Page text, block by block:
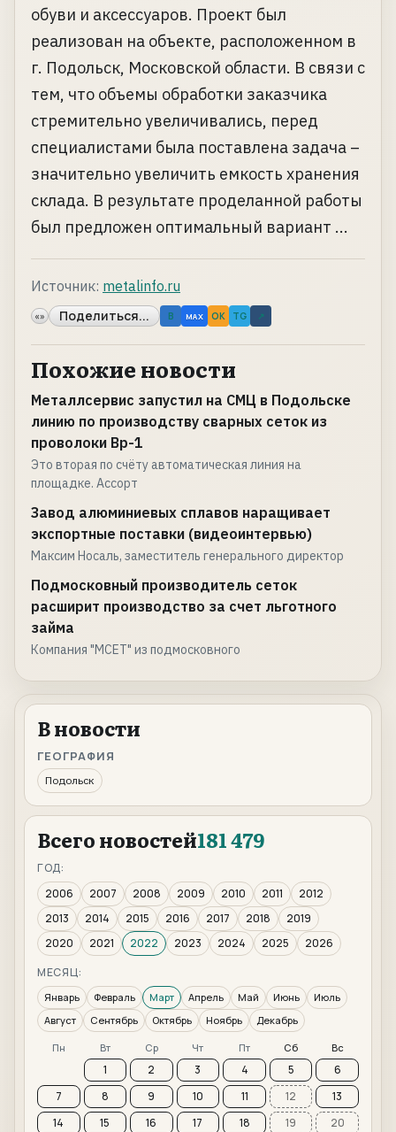
обуви и аксессуаров. Проект был
реализован на объекте, расположенном в
г. Подольск, Московской области. В связи с
тем, что объемы обработки заказчика
стремительно увеличивались, перед
специалистами была поставлена задача –
значительно увеличить емкость хранения
склада. В результате проделанной работы
был предложен оптимальный вариант ...
Источник: metalinfo.ru
«» Поделиться... B MAX OK TG ↗
Похожие новости
Металлсервис запустил на СМЦ в Подольске
линию по производству сварных сеток из
проволоки Вр-1
Это вторая по счёту автоматическая линия на
площадке. Ассорт
Завод алюминиевых сплавов наращивает
экспортные поставки (видеоинтервью)
Максим Носаль, заместитель генерального директор
Подмосковный производитель сеток
расширит производство за счет льготного
займа
Компания "МСЕТ" из подмосковного
В новости
ГЕОГРАФИЯ
Подольск
Всего новостей181 479
ГОД:
2006
2007 2008 2009 2010 2011
2012
2013
2014 2015 2016 2017 2018
2019
2020
2021 2022 2023 2024 2025
2026
МЕСЯЦ:
Январь Февраль Март Апрель Май Июнь
Июль
Август
Сентябрь Октябрь Ноябрь Декабрь
Пн Вт Ср Чт Пт Сб Вс
1 2 3 4 5
6
7
8 9 10 11 12
13
14
15 16 17 18 19
20